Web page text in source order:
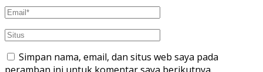
Simpan nama, email, dan situs web saya pada